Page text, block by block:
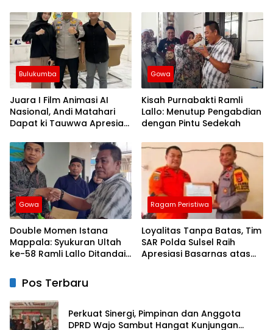
yang Baru
Berbasis RT
Bulukumba
Juara I Film Animasi AI
Nasional, Andi Matahari
Dapat ki Tauwwa Apresiasi
Gowa
Kisah Purnabakti Ramli
Lallo: Menutup Pengabdian
dengan Pintu Sedekah
Gowa
Double Momen Istana
Mappala: Syukuran Ultah
ke-58 Ramli Lallo Ditandai
Ibadah
Ragam Peristiwa
Loyalitas Tanpa Batas, Tim
SAR Polda Sulsel Raih
Apresiasi Basarnas atas
Pos Terbaru
Perkuat Sinergi, Pimpinan dan Anggota
DPRD Wajo Sambut Hangat Kunjungan